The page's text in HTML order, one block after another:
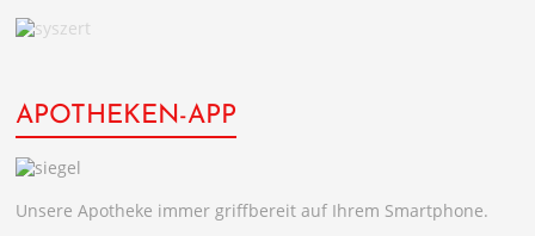
APOTHEKEN-APP
Unsere Apotheke immer griffbereit auf Ihrem Smartphone.